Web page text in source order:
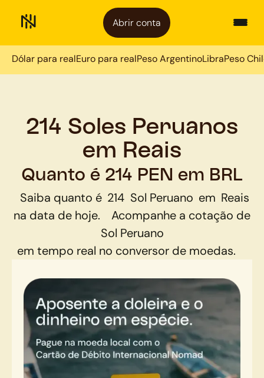
Abrir conta
Dólar para realEuro para realPeso ArgentinoLibraPeso
214 Soles Peruanos
em Reais
Quanto é 214 PEN em BRL
Saiba quanto é 214 Sol Peruano em Reais
na data de hoje.
Acompanhe a cotação de
Sol Peruano
em tempo real no conversor de moedas.